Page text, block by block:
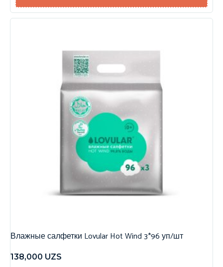
Влажные салфетки Lovular Hot Wind 3*96 уп/шт
138,000 UZS